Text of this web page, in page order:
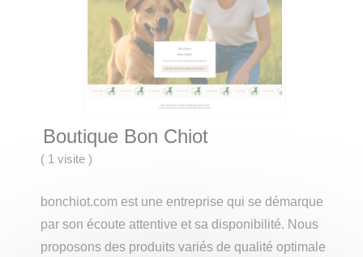
Boutique Bon Chiot
( 1 visite)
bonchiot.com est une entreprise qui se démarque
par son écoute attentive et sa disponibilité. Nous
proposons des produits variés de qualité optimale